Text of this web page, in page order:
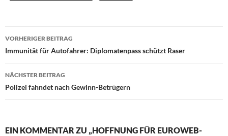
Beitragsnavigation
VORHERIGER BEITRAG
Immunität für Autofahrer: Diplomatenpass schützt Raser
NÄCHSTER BEITRAG
Polizei fahndet nach Gewinn-Betrügern
EIN KOMMENTAR ZU „HOFFNUNG FÜR EUROWEB-